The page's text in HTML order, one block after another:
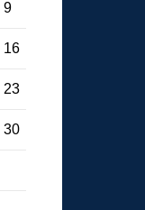
9
16
23
30